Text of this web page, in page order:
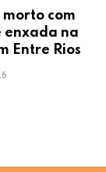
morto com
enxada na
Entre Rios